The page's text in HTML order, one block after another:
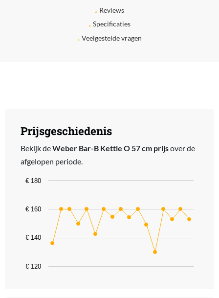
Reviews
Specificaties
Veelgestelde vragen
Prijsgeschiedenis
Bekijk deWeber Bar-B Kettle O 57 cm prijsover de
afgelopen periode.
Chart
The chart has 1 X axis displaying categories.
The chart has 1 Y axis displaying values. Data ranges from 130 to
€ 120
€ 140
€ 160
€ 180